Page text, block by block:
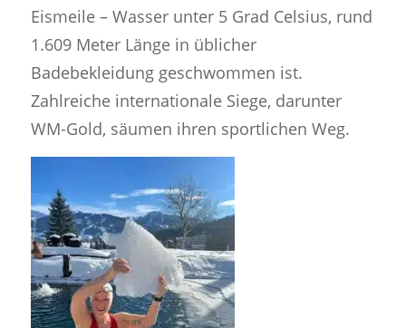
Eismeile – Wasser unter 5 Grad Celsius, rund
1.609 Meter Länge in üblicher
Badebekleidung geschwommen ist.
Zahlreiche internationale Siege, darunter
WM-Gold, säumen ihren sportlichen Weg.